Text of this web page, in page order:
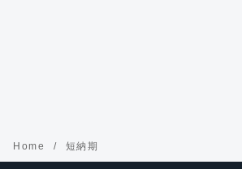
Home 短納期